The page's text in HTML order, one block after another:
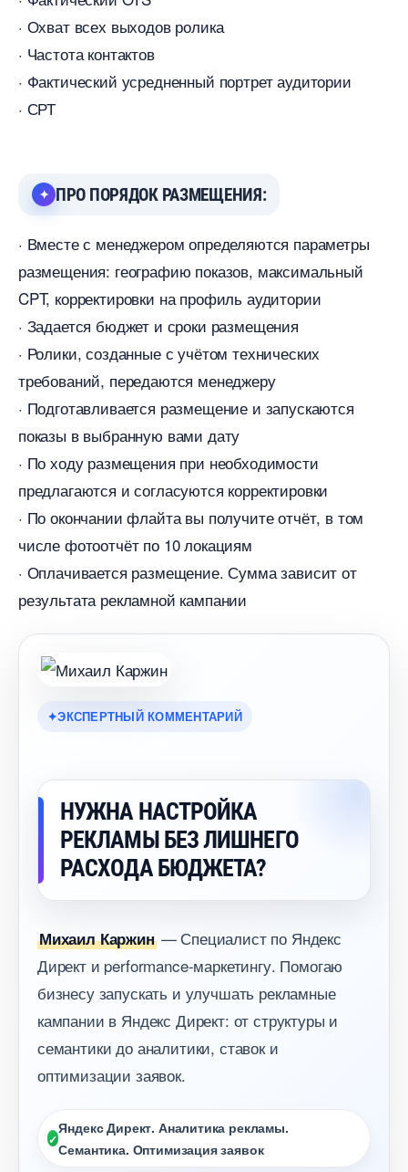
· Охват всех выходов ролика
· Частота контакто
· Фактический усредненный портрет аудитории
· СРТ
ПРО ПОРЯДОК РАЗМЕЩЕНИЯ:
· Вместе с менеджером определяются параметры
размещения: географию показов, максимальный
CPT, корректировки на профиль аудитории
· Задается бюджет и сроки размещения
· Ролики, созданные с учётом технических
требований, передаются менеджеру
· Подготавливается размещение и запускаются
показы в выбранную вами дату
· По ходу размещения при необходимости
предлагаются и согласуются корректировки
· По окончании флайта вы получите отчёт, в том
числе фотоотчёт по 10 локациям
· Оплачивается размещение. Сумма зависит от
результата рекламной кампании
ЭКСПЕРТНЫЙ КОММЕНТАРИЙ
НУЖНА НАСТРОЙКА
РЕКЛАМЫ БЕЗ ЛИШНЕГО
РАСХОДА БЮДЖЕТА?
Михаил Каржин— Специалист по Яндекс
Директ и performance-маркетингу. Помогаю
изнесу запускать и улучшать рекламные
кампании в Яндекс Директ: от структуры и
семантики до аналитики, ставок и
оптимизации заявок.
Яндекс Директ. Аналитика рекламы.
Семантика. Оптимизация заявок